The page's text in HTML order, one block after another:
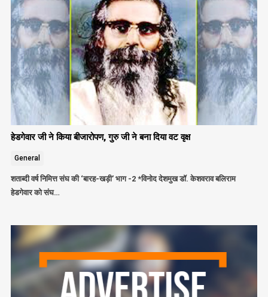
हेडगेवार जी ने किया बीजारोपण, गुरु जी ने बना दिया वट वृक्ष
General
शताब्दी वर्ष निमित्त संघ की ‘बारह-खड़ी’ भाग -2 *विनोद देशमुख डॉ. केशवराव बलिराम
हेडगेवार को संघ…